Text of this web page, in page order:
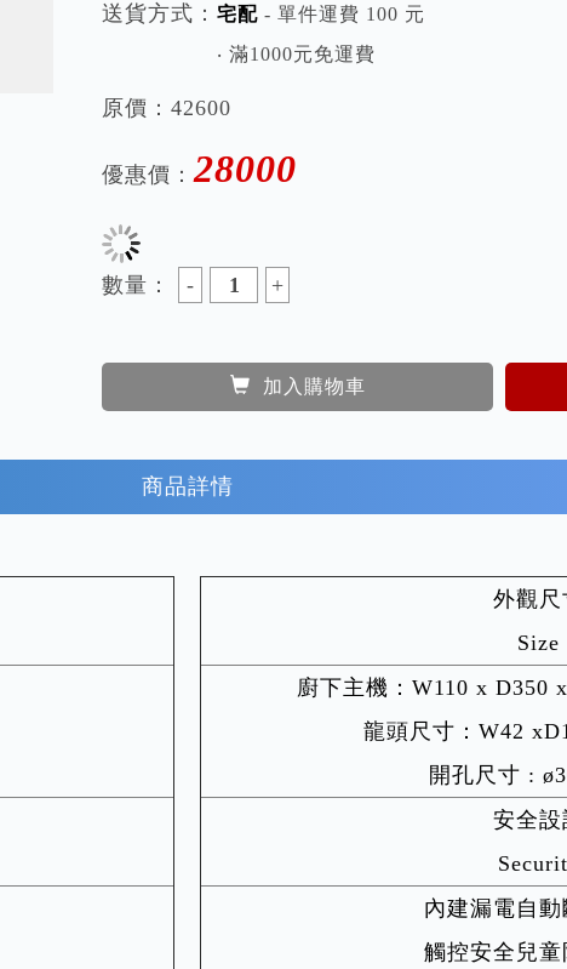
送貨方式：宅配 - 單件運費 100 元
‧ 滿1000元免運費
原價：42600
優惠價：28000
數量：
加入購物車
商品詳情
外觀尺
Size
廚下主機：W110 x D350
龍頭尺寸：W42
開孔尺寸 :
安全設
內建漏電自
觸控安全兒